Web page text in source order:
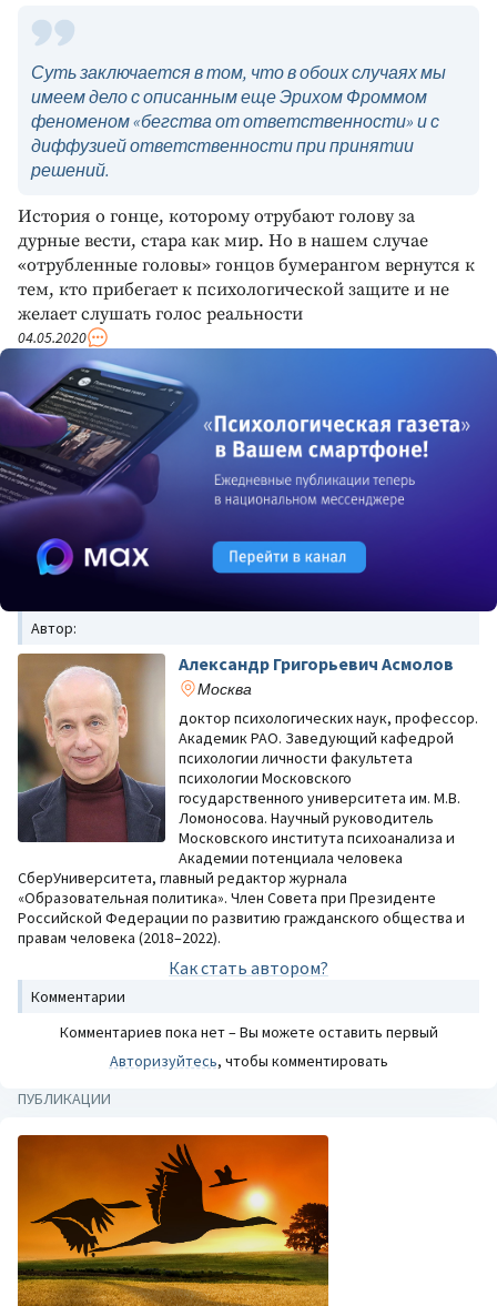
Суть заключается в том, что в обоих случаях мы
имеем дело с описанным еще Эрихом Фроммом
феноменом «бегства от ответственности» и с
диффузией ответственности при принятии
решений.
История о гонце, которому отрубают голову за
дурные вести, стара как мир. Но в нашем случае
«отрубленные головы» гонцов бумерангом вернутся к
тем, кто прибегает к психологической защите и не
желает слушать голос реальности
04.05.2020
Автор:
Александр Григорьевич Асмолов
Москва
доктор психологических наук, профессор.
Академик РАО. Заведующий кафедрой
психологии личности факультета
психологии Московского
государственного университета им. М.В.
Ломоносова. Научный руководитель
Московского института психоанализа и
Академии потенциала человека
СберУниверситета, главный редактор журнала
«Образовательная политика». Член Совета при Президенте
Российской Федерации по развитию гражданского общества и
правам человека (2018–2022).
Как стать автором?
Комментарии
Комментариев пока нет – Вы можете оставить первый
Авторизуйтесь, чтобы комментировать
ПУБЛИКАЦИИ